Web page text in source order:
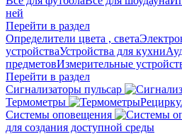
ней
Перейти в раздел
Определители цвета , света
устройстваУстройства для кухни
предметовИзмерительные
Перейти в раздел
Сигнализаторы пульсар
Термометры
Cистемы оповещения
для создания доступной среды